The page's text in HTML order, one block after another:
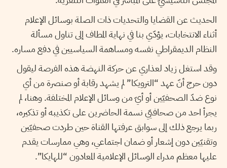
الحديث عن القضايا والتحديات ذات الصلة بوسائل الإعلام
أثناء الانتخابات، يؤدّي بنا في نهاية المطاف إلى تناول مسألة
النظام الديمقراطي نفسه ومساهمة السياسيين في دفع مساره.
وقد استغل زياد لعذاري عن حركة النهضة هذه الفرصة ليقول
دون حرج أنّ عهد “الترويكا” لم يشهد رقابة أو صنصرة من أي
نوع ضدّ الصحفيّين أو أيّ من وسائل الإعلام المختلفة. وهنا، لم
يجرأ احد من صحافيّي نسمة الحاضرين على تكذيبه أو تذكيره،
ربما يرجع ذلك إلى سوابق عرفتها القناة حين طردت صحفيّين
وتقنيّين دون إشعار أو ضمان اجتماعي، وهي ممارسات يقدم
عليها معظم مدراء الوسائل الإعلامية المعادون “للهايكا”.